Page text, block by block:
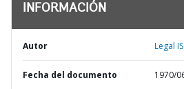
INFORMACIÓN
Autor Legal
Fecha del documento 1970/